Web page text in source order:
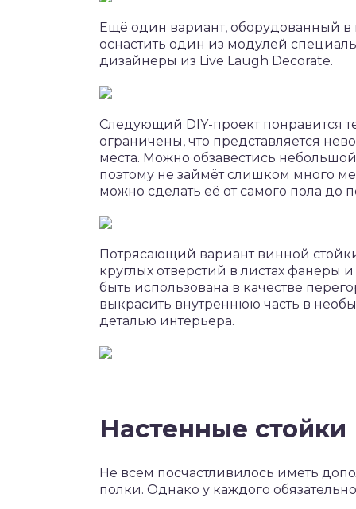
Ещё один вариант, оборудованный в
оснастить один из модулей
дизайнеры из Live Laugh Decorate.
Следующий DIY-проект понравится
ограничены, что представляется
места. Можно обзавестись
поэтому не займёт слишком много
можно сделать её от самого пола до
Потрясающий вариант винной
круглых отверстий в листах фанеры
быть использована в качестве
выкрасить внутреннюю часть в
деталью интерьера.
Настенные стойки
Не всем посчастливилось иметь
полки. Однако у каждого